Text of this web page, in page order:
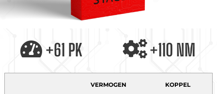
+61 PK +110 NM
VERMOGEN KOPPEL